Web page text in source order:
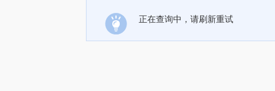
正在查询中，请刷新重试